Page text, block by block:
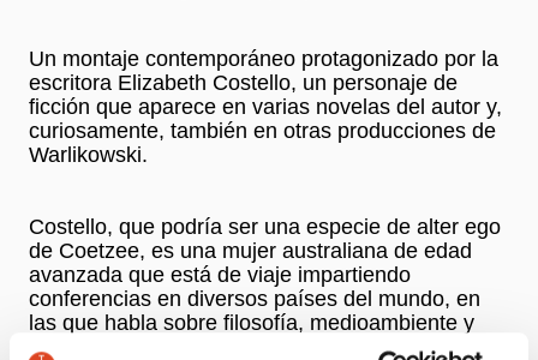
Un montaje contemporáneo protagonizado por la
escritora Elizabeth Costello, un personaje de
ficción que aparece en varias novelas del autor y,
curiosamente, también en otras producciones de
Warlikowski.
Costello, que podría ser una especie de alter ego
de Coetzee, es una mujer australiana de edad
avanzada que está de viaje impartiendo
conferencias en diversos países del mundo, en
las que habla sobre filosofía, medioambiente y
cuestiones sociales y existenciales.